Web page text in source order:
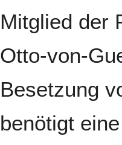
Mitglied der
Otto-von-
Besetzung
benötigt